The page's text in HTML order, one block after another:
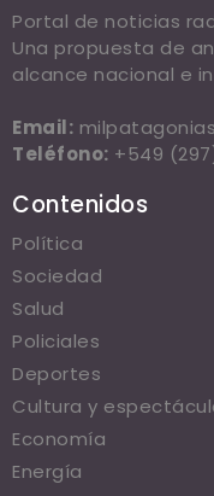
Portal de noticias
Una propuesta de
alcance nacional e
Email:
Teléfono: +549
Contenidos
Política
Sociedad
Salud
Policiales
Deportes
Cultura y
Economía
Energía